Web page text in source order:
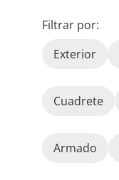
Filtrar por:
Exterior
Cuadrete
Armado